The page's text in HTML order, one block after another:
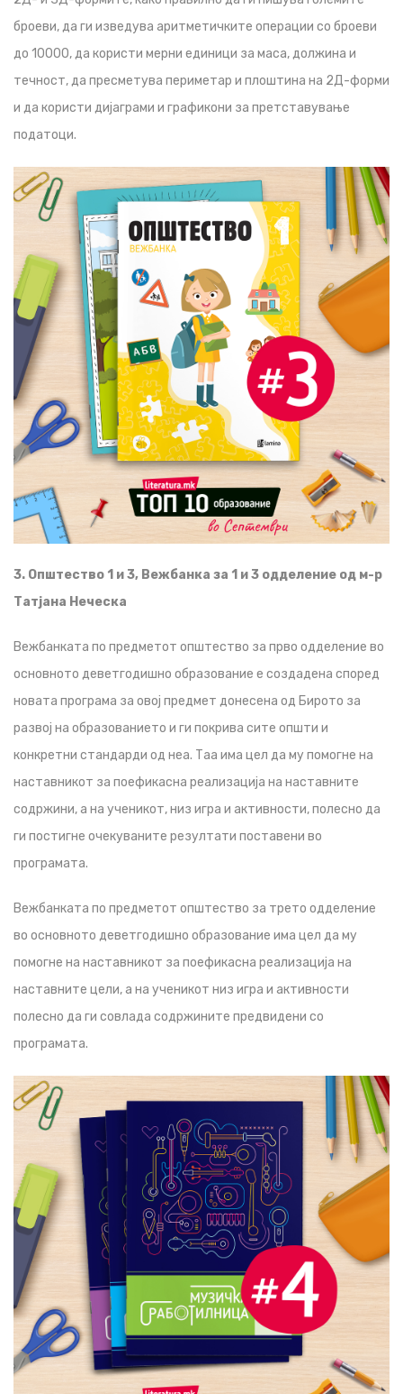
броеви, да ги изведува аритметичките операции со броеви
до 10000, да користи мерни единици за маса, должина и
течност, да пресметува периметар и плоштина на 2Д-форми
и да користи дијаграми и графикони за претставување
податоци.
3. Општество 1 и 3, Вежбанка за 1 и 3 одделение од м-р
Татјана Неческа
Вежбанката по предметот општество за прво одделение во
основното деветгодишно образование е создадена според
новата програма за овој предмет донесена од Бирото за
развој на образованието и ги покрива сите општи и
конкретни стандарди од неа. Таа има цел да му помогне на
наставникот за поефикасна реализација на наставните
содржини, а на ученикот, низ игра и активности, полесно да
ги постигне очекуваните резултати поставени во
програмата.
Вежбанката по предметот општество за трето одделение
во основното деветгодишно образование има цел да му
помогне на наставникот за поефикасна реализација на
наставните цели, а на ученикот низ игра и активности
полесно да ги совлада содржините предвидени со
програмата.